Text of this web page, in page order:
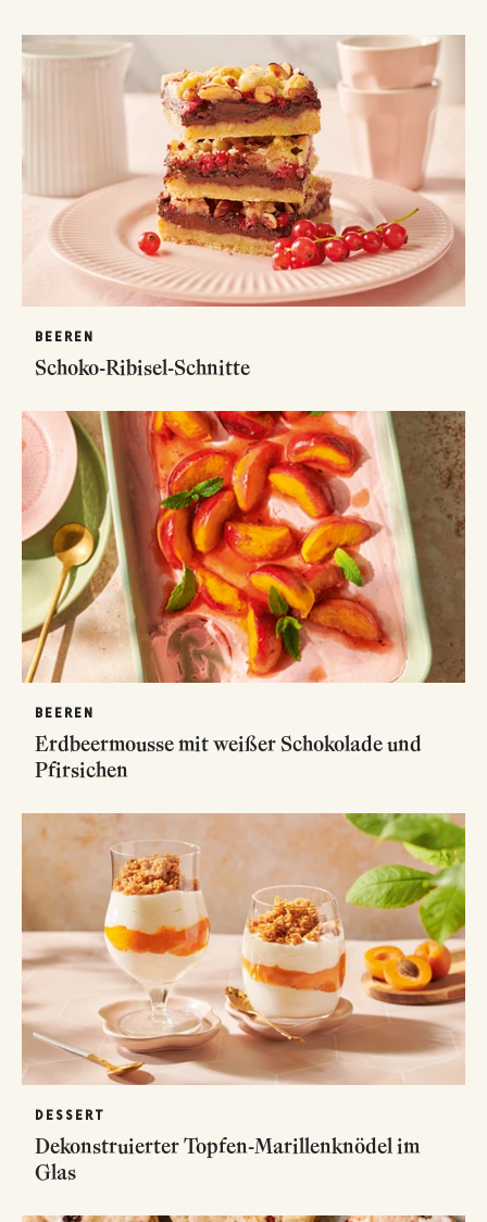
BEEREN
Schoko-Ribisel-Schnitte
BEEREN
Erdbeermousse mit weißer Schokolade und
Pfirsichen
DESSERT
Dekonstruierter Topfen-Marillenknödel im
Glas